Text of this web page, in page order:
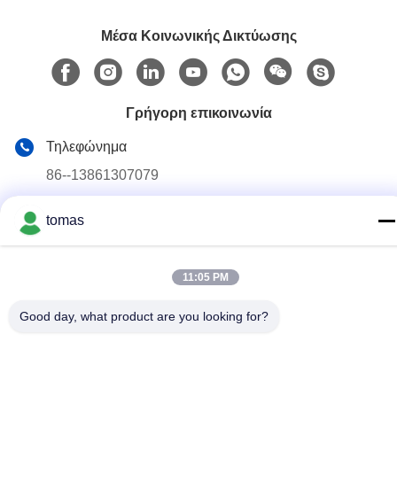
Μέσα Κοινωνικής Δικτύωσης
Γρήγορη επικοινωνία
Τηλεφώνημα
86--13861307079
tomas
11:05 PM
Good day, what product are you looking for?